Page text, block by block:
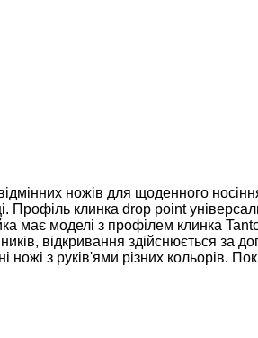
ножів для щоденного
Профіль клинка drop point
має моделі з профілем клинка
відкривання здійснюється за
з руків'ями різних кольорів.